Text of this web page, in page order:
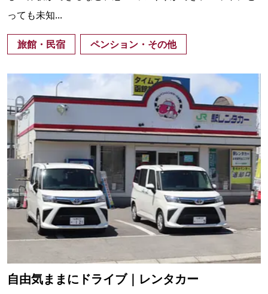
っても未知...
旅館・民宿 ペンション・その他
自由気ままにドライブ｜レンタカー